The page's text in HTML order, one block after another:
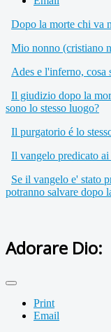
Dopo la morte chi va
Mio nonno (cristiano
Ades e l'inferno, cosa
Il giudizio dopo la
sono lo stesso luogo?
Il purgatorio é lo
Il vangelo predicato
Se il vangelo e' stato
potranno salvare dopo
Adorare Dio:
Print
Email